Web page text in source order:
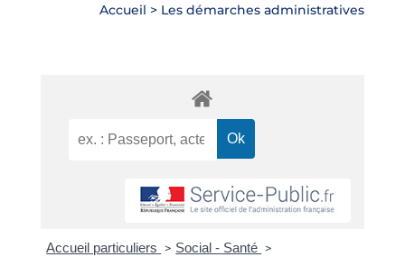
Accueil > Les démarches administratives
Accueil particuliers > Social - Santé >